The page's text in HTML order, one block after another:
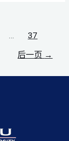
37
后一页 →